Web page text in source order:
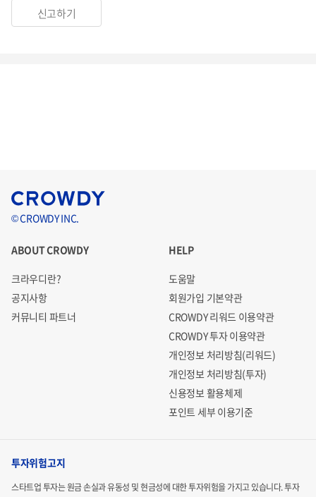
신고하기
© CROWDY INC.
ABOUT CROWDY
크라우디란?
공지사항
커뮤니티 파트너
HELP
도움말
회원가입 기본약관
CROWDY 리워드 이용약관
CROWDY 투자 이용약관
개인정보 처리방침(리워드)
개인정보 처리방침(투자)
신용정보 활용체제
포인트 세부 이용기준
투자위험고지
스타트업 투자는 원금 손실과 유동성 및 현금성에 대한 투자위험을 가지고 있습니다.투자